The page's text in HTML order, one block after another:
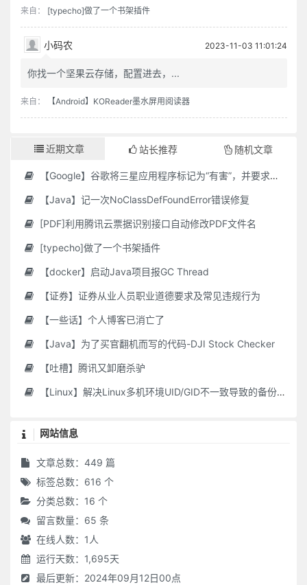
来自： [typecho]做了一个书架插件
小码农 2023-11-03 11:01:24
你找一个坚果云存储，配置进去，...
来自： 【Android】KOReader墨水屏用阅读器
近期文章 站长推荐 随机文章
【Google】谷歌将三星应用程序标记为“有害”，并要求用户删除它们
【Java】记一次NoClassDefFoundError错误修复
[PDF]利用腾讯云票据识别接口自动修改PDF文件名
[typecho]做了一个书架插件
【docker】启动Java项目报GC Thread
【证券】证券从业人员职业道德要求及常见违规行为
【一些话】个人博客已消亡了
【Java】为了买官翻机而写的代码-DJI Stock Checker
【吐槽】腾讯又卸磨杀驴
【Linux】解决Linux多机环境UID/GID不一致导致的备份权限问题
网站信息
文章总数：449 篇
标签总数：616 个
分类总数：16 个
留言数量：65 条
在线人数： 1 人
运行天数：1,695天
最后更新：2024年09月12日00点